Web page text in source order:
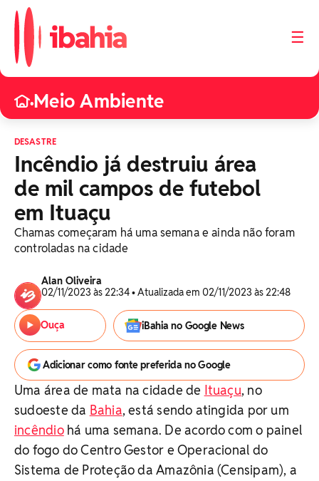
☰
•Meio Ambiente
DESASTRE
Incêndio já destruiu área
de mil campos de futebol
em Ituaçu
Chamas começaram há uma semana e ainda não foram
controladas na cidade
Alan Oliveira
02/11/2023 às 22:34 • Atualizada em 02/11/2023 às 22:48
Ouça iBahia no Google News
Adicionar como fonte preferida no Google
Uma área de mata na cidade de Ituaçu, no
sudoeste da Bahia, está sendo atingida por um
incêndiohá uma semana. De acordo com o painel
do fogo do Centro Gestor e Operacional do
Sistema de Proteção da Amazônia (Censipam), a